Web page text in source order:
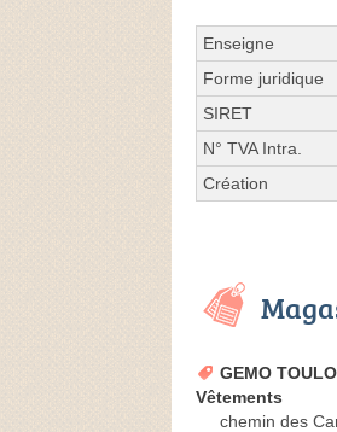
Enseigne
Forme juridique
SIRET
N° TVA Intra.
Création
GEMO
Vêtements
chemin des